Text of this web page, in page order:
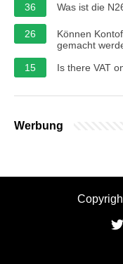
36 Was ist die
26
Können
gemacht
15
Is there VAT
Werbung